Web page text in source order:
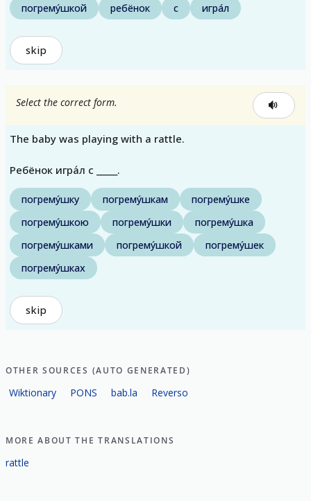
погрему́шкой ребёнок с игра́л
skip
Select the correct form.
The baby was playing with a rattle.
Ребёнок игра́л с _____.
погрему́шку погрему́шкам
погрему́шке
погрему́шкою
погрему́шки
погрему́шка
погрему́шками
погрему́шкой
погрему́шек
погрему́шках
skip
OTHER SOURCES (AUTO GENERATED)
Wiktionary PONS bab.la Reverso
MORE ABOUT THE TRANSLATIONS
rattle